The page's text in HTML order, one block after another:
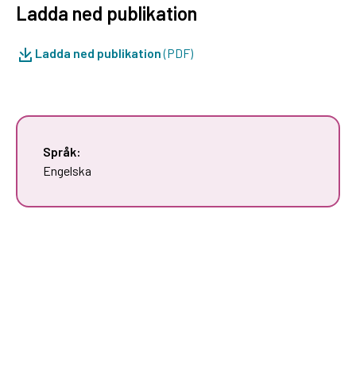
Ladda ned publikation
Ladda ned publikation(PDF)
Språk:
Engelska